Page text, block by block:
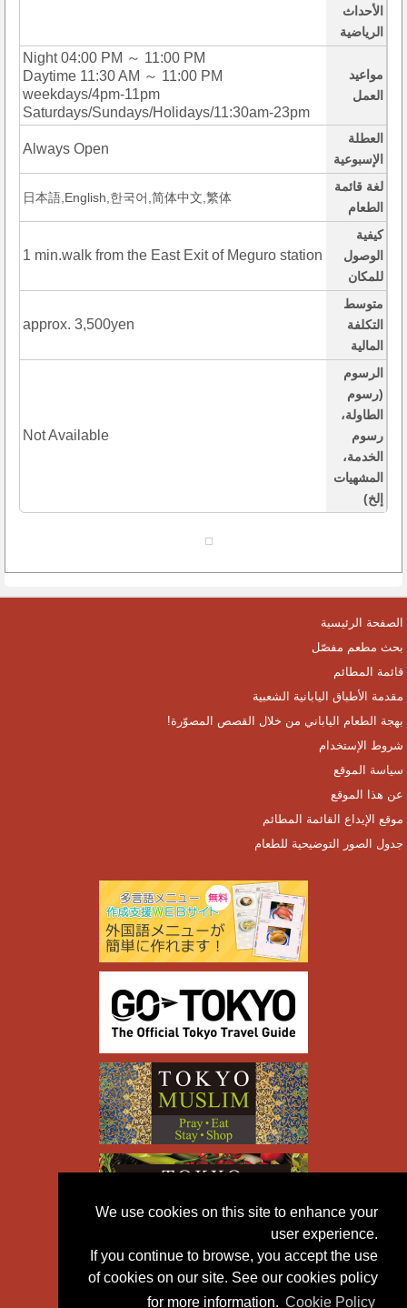
We use cookies on this site to enhance your
user experience.
If you continue to browse, you accept the use
of cookies on our site. See our cookies policy
for more information. Cookie Policy
الأحداث
الرياضية
مواعيد
العمل
Night 04:00 PM ～ 11:00 PM
Daytime 11:30 AM ～ 11:00 PM
weekdays/4pm-11pm
Saturdays/Sundays/Holidays/11:30am-23pm
العطلة
الإسبوعية
Always Open
لغة قائمة
الطعام
日本語,English,한국어,简体中文,繁体
كيفية
الوصول
للمكان
1 min.walk from the East Exit of Meguro station
متوسط
التكلفة
المالية
approx. 3,500yen
الرسوم
(رسوم
الطاولة،
رسوم
الخدمة،
المشهيات
إلخ)
Not Available
الصفحة الرئيسية
بحث مطعم مفصّل
قائمة المطائم
مقدمة الأطباق اليابانية الشعبية
بهجة الطعام الياباني من خلال القصص المصوّرة!
شروط الإستخدام
سياسة الموقع
عن هذا الموقع
موقع الإيداع القائمة المطائم
جدول الصور التوضيحية للطعام